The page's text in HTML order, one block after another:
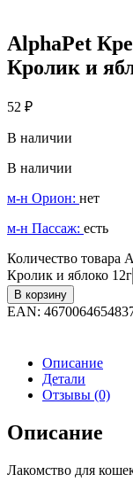
AlphaPet
Кролик и
52 ₽
В наличии
В наличии
м-н Орион: нет
м-н Пассаж: есть
Количество товара
Кролик и яблоко 12г
В корзину
EAN:
Описание
Детали
Отзывы (0)
Описание
Лакомство для